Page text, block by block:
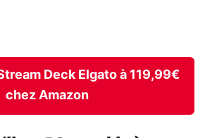
Deck Elgato à 119,99€
chez Amazon